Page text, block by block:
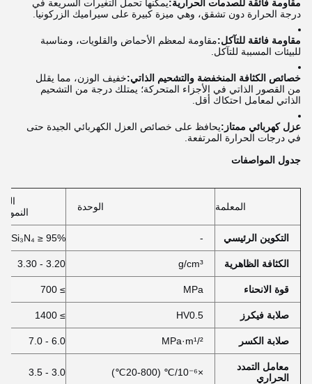
مقاومة فائقة للصدمات الحرارية:يمكنها تحمل التغيرات السريعة في
درجة الحرارة دون تشقق، وهي ميزة كبيرة على سيراميك الزركونيا.
مقاومة فائقة للتآكل:مقاومة لمعظم الأحماض والقلويات، ومناسبة
للبيئات المسببة للتآكل.
خصائص الكثافة المنخفضة والتشحيم الذاتي:خفيف الوزن، مما يقلل
من القصور الذاتي في الأجزاء المتحركة؛ يمتلك درجة من التشحيم
الذاتي لمعامل احتكاك أقل.
عزل كهربائي ممتاز:يحافظ على خصائص العزل الكهربائي الجيدة حتى
في درجات الحرارة المرتفعة.
جدول المواصفات
المعلمة الوحدة
التكوين الرئيسي -
Si₃N₄ ≥ 95%
الكثافة الظاهرية g/cm³
3.20 - 3.30
قوة الانحناء MPa
≥ 700
صلابة فيكرز HV0.5
≥ 1400
صلابة الكسر MPa·m¹/²
6.0 - 7.0
معامل التمدد
الحراري
×10⁻⁶/℃ (20-800℃)
3.0 - 3.5